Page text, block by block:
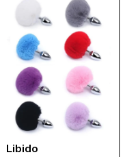
Libido